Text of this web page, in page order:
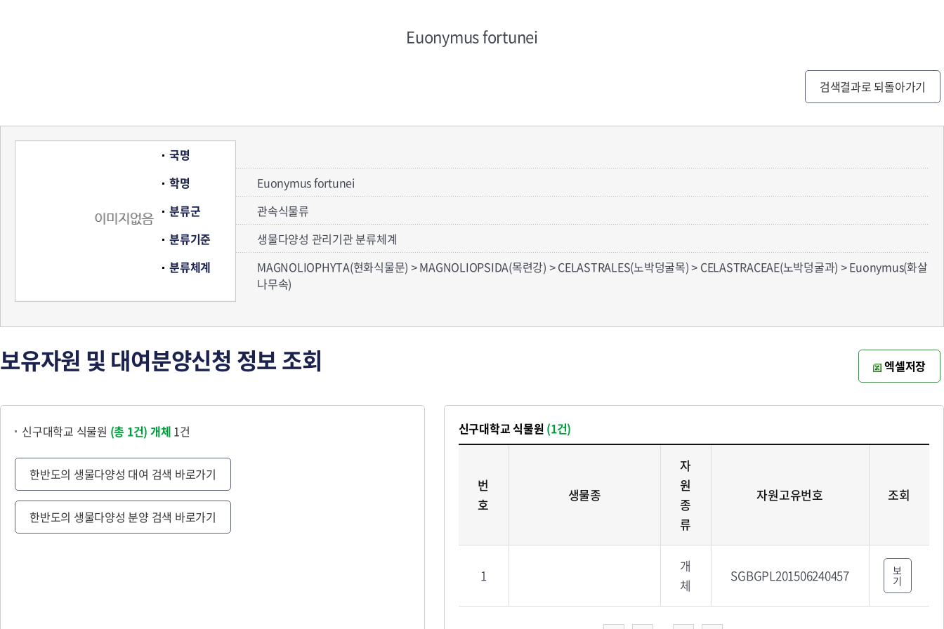
Euonymus fortunei
검색결과로 되돌아가기
국명
학명
Euonymus fortunei
분류군
관속식물류
분류기준
생물다양성 관리기관 분류체계
분류체계
MAGNOLIOPHYTA(현화식물문) > MAGNOLIOPSIDA(목련강) > CELASTRALES(노박덩굴목) > CELASTRACEAE(노박덩굴과) > Euonymus(화살
나무속)
보유자원 및 대여분양신청 정보 조회 엑셀저장
신구대학교 식물원 (총 1건) 개체 1건
한반도의 생물다양성 대여 검색 바로가기
한반도의 생물다양성 분양 검색 바로가기
신구대학교 식물원 (1건)
번
호
생물종
자
원
종
류
자원고유번호 조회
1
개
체
SGBGPL201506240457 보
기